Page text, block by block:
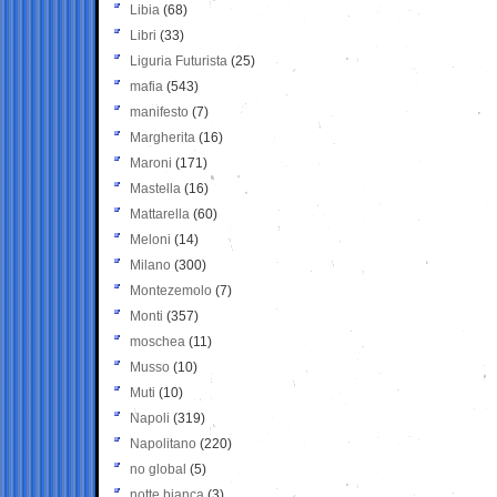
Libia (68)
Libri (33)
Liguria Futurista (25)
mafia (543)
manifesto (7)
Margherita (16)
Maroni (171)
Mastella (16)
Mattarella (60)
Meloni (14)
Milano (300)
Montezemolo (7)
Monti (357)
moschea (11)
Musso (10)
Muti (10)
Napoli (319)
Napolitano (220)
no global (5)